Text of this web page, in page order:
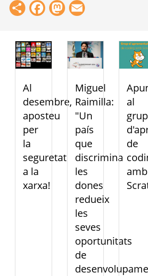
ShareFacebook
Mastodon
Al
desembre,
aposteu
per
la
seguretat
a la
xarxa!
Miguel
Raimilla:
"Un
país
que
discrimina
les
dones
redueix
les
seves
oportunitats
de
al
grup
de
amb